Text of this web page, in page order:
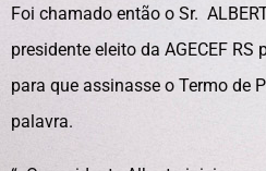
Foi chamado então o Sr.
presidente eleito da AGECEF
para que assinasse o Termo de
palavra.